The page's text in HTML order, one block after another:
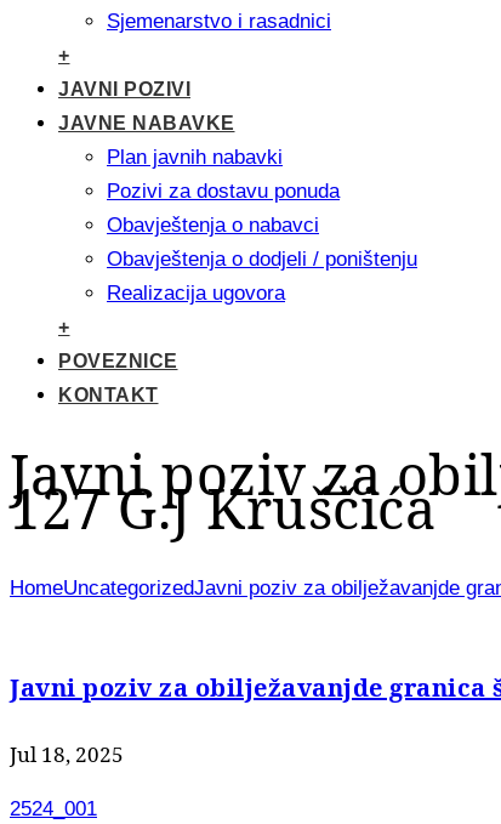
Sjemenarstvo i rasadnici
+
JAVNI POZIVI
JAVNE NABAVKE
Plan javnih nabavki
Pozivi za dostavu ponuda
Obavještenja o nabavci
Obavještenja o dodjeli / poništenju
Realizacija ugovora
+
POVEZNICE
KONTAKT
Javni poziv za
127 G.J Kruščića
HomeUncategorizedJavni poziv za obilježavanjde
Javni poziv za obilježavanjde granica
Jul 18, 2025
2524_001